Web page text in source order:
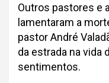
Outros pastores e
lamentaram a
pastor André
da estrada na vida
sentimentos.